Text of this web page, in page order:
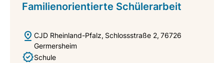
Familienorientierte Schülerarbeit
CJD Rheinland-Pfalz Schlossstraße 2 76726
Germersheim
Schule